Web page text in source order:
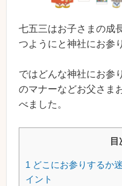
七五三はお子さまの成
つようにと神社にお参
ではどんな神社にお参
のマナーなどお父さま
べました。
目
1 どこにお参りするか
イント